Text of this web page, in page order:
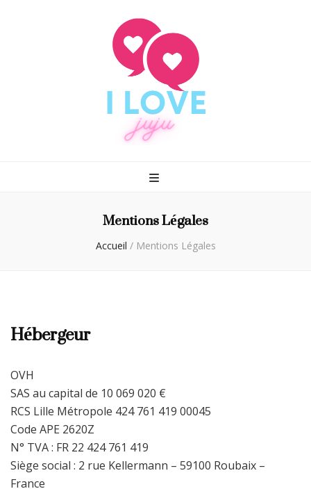
I love juju
Mentions Légales
Accueil / Mentions Légales
Hébergeur
OVH
SAS au capital de 10 069 020 €
RCS Lille Métropole 424 761 419 00045
Code APE 2620Z
N° TVA : FR 22 424 761 419
Siège social : 2 rue Kellermann – 59100 Roubaix –
France